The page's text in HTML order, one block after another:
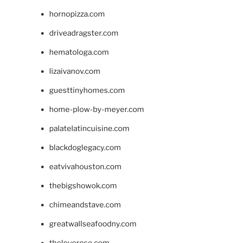
hornopizza.com
driveadragster.com
hematologa.com
lizaivanov.com
guesttinyhomes.com
home-plow-by-meyer.com
palatelatincuisine.com
blackdoglegacy.com
eatvivahouston.com
thebigshowok.com
chimeandstave.com
greatwallseafoodny.com